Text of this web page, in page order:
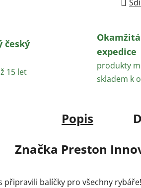
český
15 let
Okamžitá
expedice
produkty
skladem k
Popis
Značka Preston
připravili balíčky pro všechny rybáře!